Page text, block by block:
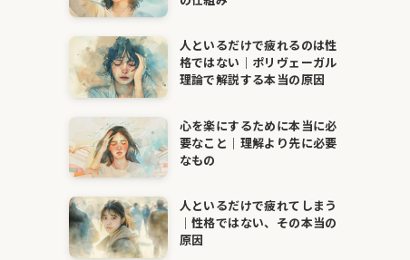
人といるだけで疲れるのは性
格ではない｜ポリヴェーガル
理論で解説する本当の原因
心を楽にするために本当に必
要なこと｜理解より先に必要
なもの
人といるだけで疲れてしまう
｜性格ではない、その本当の
原因